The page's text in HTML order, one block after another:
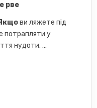
рве
ви ляжете під
потрапляти у
нудоти. …